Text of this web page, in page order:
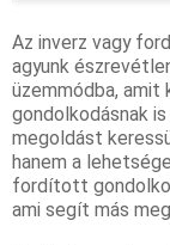
Az inverz vagy
agyunk
üzemmódba, amit
gondolkodásnak
megoldást
hanem a
fordított
ami segít más